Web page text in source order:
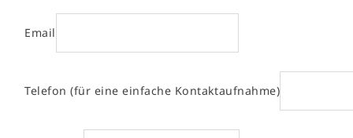
Email
Telefon (für eine einfache Kontaktaufnahme)